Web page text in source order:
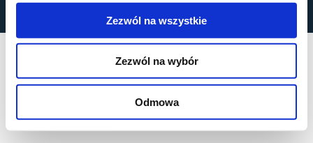
Zezwól na wszystkie
Zezwól na wybór
Odmowa
Polityka prywatności